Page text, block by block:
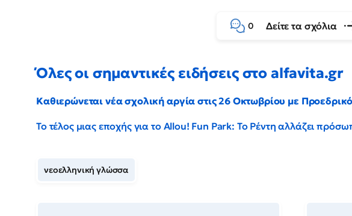
0 Δείτε τα σχόλια
Όλες οι σημαντικές ειδήσεις στο alfavita.gr
Καθιερώνεται νέα σχολική αργία στις 26 Οκτωβρίου με
Το τέλος μιας εποχής για το Allou! Fun Park: Το Ρέντη αλλάζει
νεοελληνική γλώσσα